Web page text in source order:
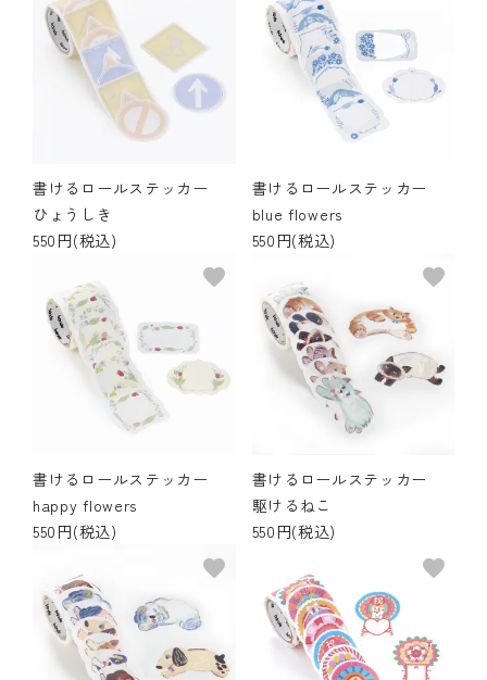
書けるロールステッカー
ひょうしき
550円(税込)
書けるロールステッカー
blue flowers
550円(税込)
書けるロールステッカー
happy flowers
550円(税込)
favorite
書けるロールステッカー
駆けるねこ
550円(税込)
favorite
favorite favorite